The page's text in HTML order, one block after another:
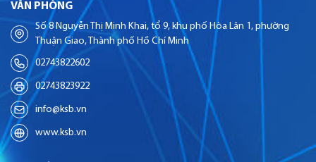
VĂN PHÒNG
Số 8 Nguyễn Thị Minh Khai, tổ 9, khu phố Hòa Lân 1, phường
Thuận Giao, Thành phố Hồ Chí Minh
02743822602
02743823922
info@ksb.vn
www.ksb.vn